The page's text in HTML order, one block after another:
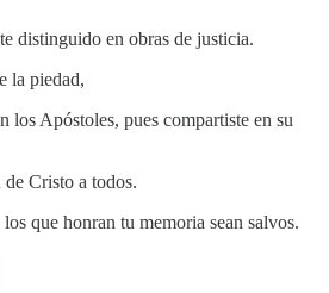
distinguido en obras de justicia.
la piedad,
los Apóstoles, pues compartiste en su
Cristo a todos.
que honran tu memoria sean salvos.